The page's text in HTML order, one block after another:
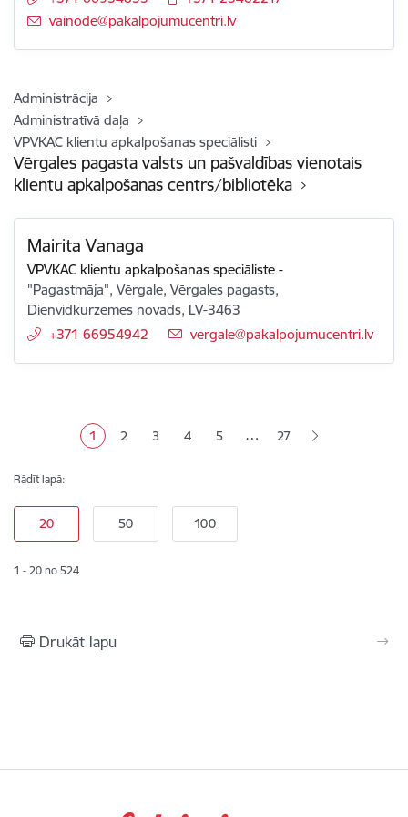
E-pasts:
vainode@pakalpojumucentri.lv
Administrācija
Administratīvā daļa
VPVKAC klientu apkalpošanas speciālisti
Vērgales pagasta valsts un pašvaldības vienotais
klientu apkalpošanas centrs/bibliotēka
Mairita Vanaga
VPVKAC klientu apkalpošanas speciāliste -
"Pagastmāja", Vērgale, Vērgales pagasts,
Dienvidkurzemes novads, LV-3463
+371 66954942
E-pasts:
vergale@pakalpojumucentri.lv
LapošanaPašreizējā lapa
1 Lapa
2 Lapa
3 Lapa
4 Lapa
5 … 27
Rādīt lapā:
1 - 20 no 524
Drukāt lapu